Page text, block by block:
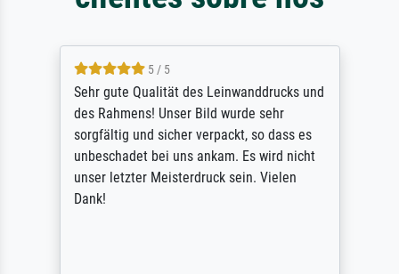
5 / 5
Sehr gute Qualität des Leinwanddrucks und
des Rahmens! Unser Bild wurde sehr
sorgfältig und sicher verpackt, so dass es
unbeschadet bei uns ankam. Es wird nicht
unser letzter Meisterdruck sein. Vielen
Dank!